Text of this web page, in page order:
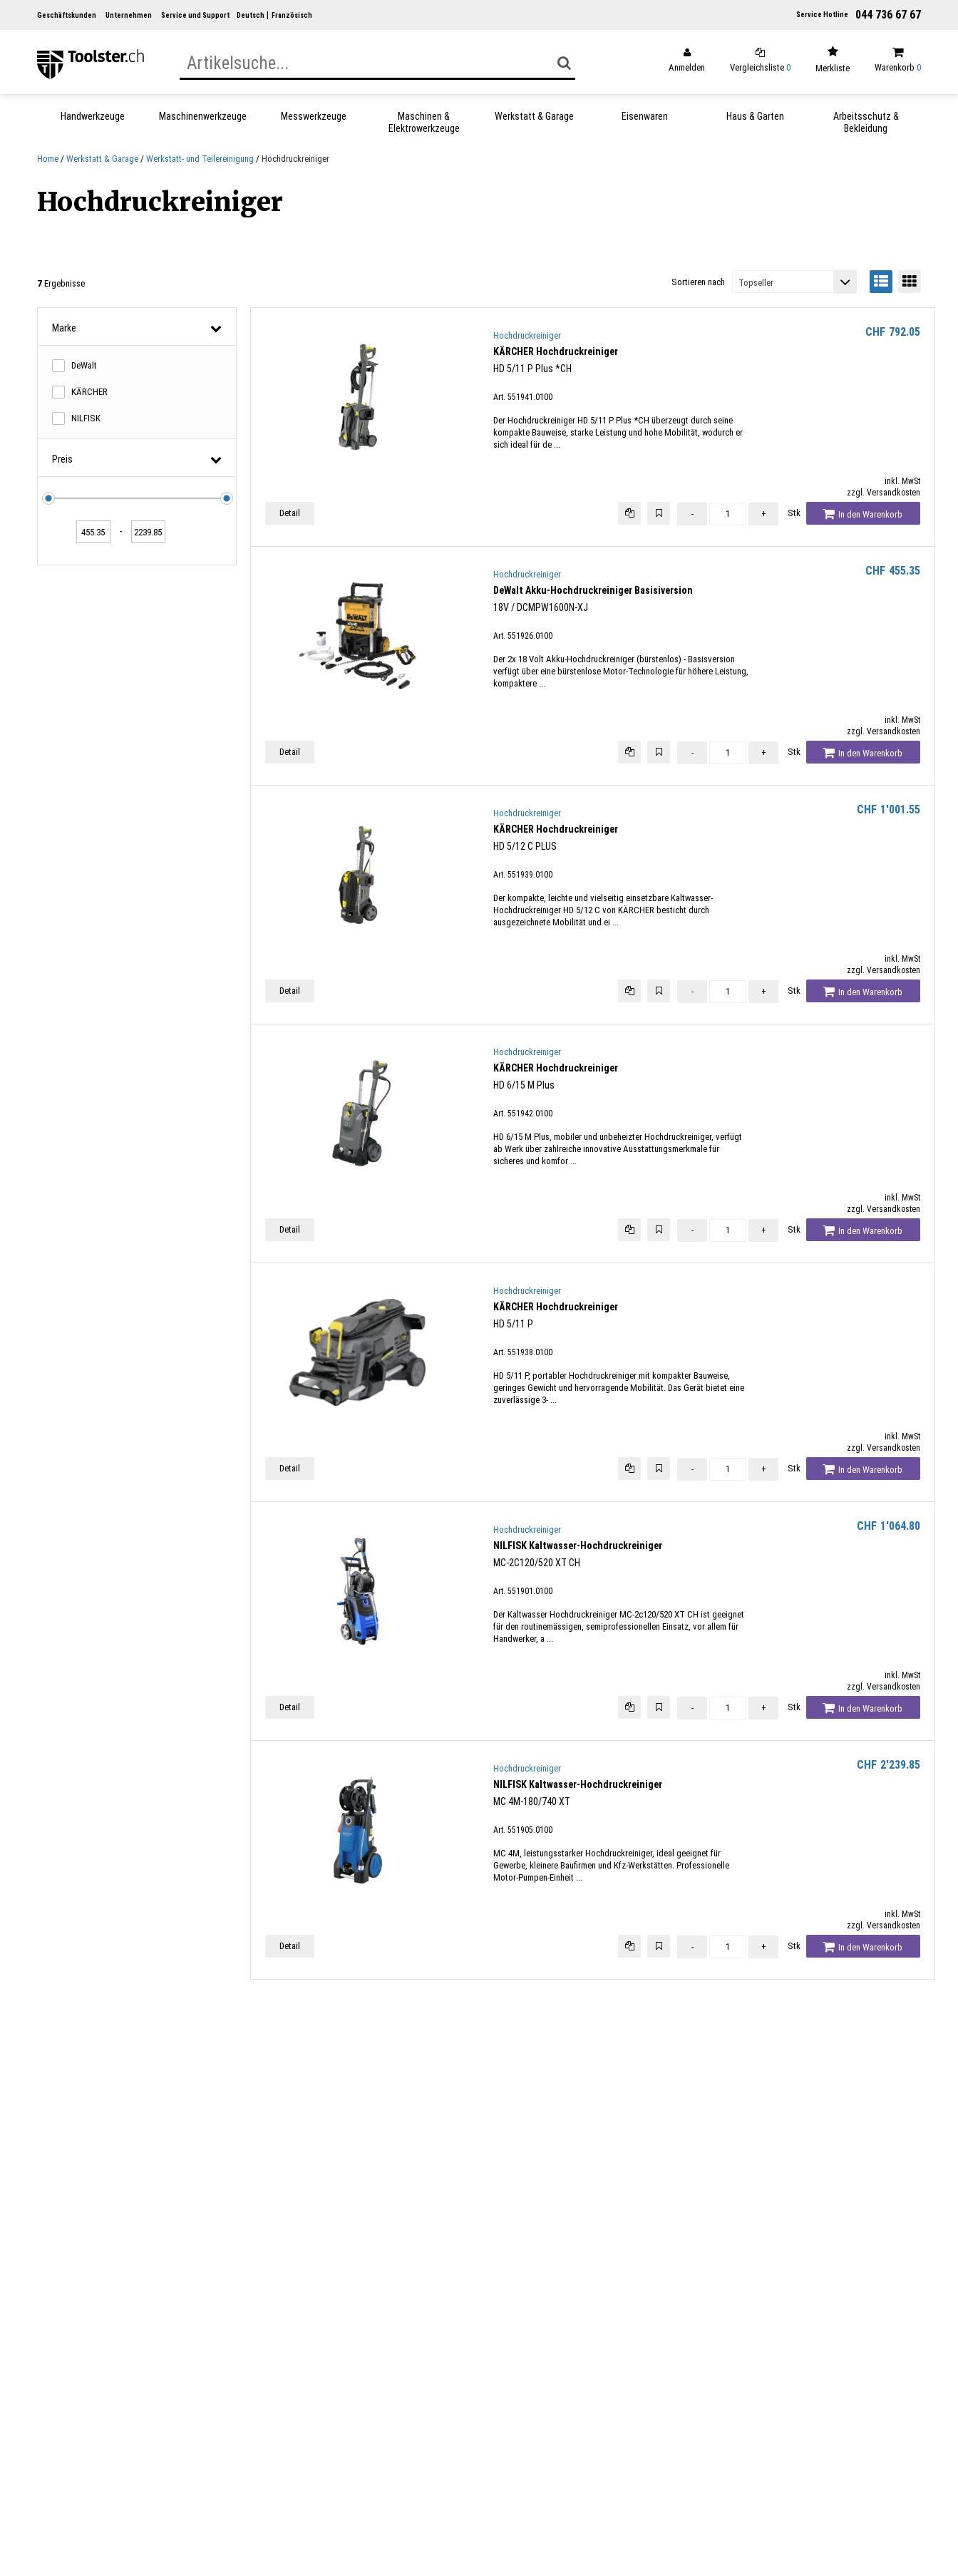
Geschäftskunden Unternehmen Service und Support Deutsch Französisch Service Hotline 044 736 67 67
Anmelden Vergleichsliste 0 Merkliste Warenkorb 0
Handwerkzeuge Maschinenwerkzeuge Messwerkzeuge
Maschinen &
Elektrowerkzeuge
Werkstatt & Garage Eisenwaren Haus & Garten
Arbeitsschutz &
Bekleidung
Home Werkstatt & Garage Werkstatt- und Teilereinigung Hochdruckreiniger
Hochdruckreiniger
7 Ergebnisse Sortieren nach
Marke
DeWalt
KÄRCHER
NILFISK
Preis
-
Hochdruckreiniger
KÄRCHER Hochdruckreiniger
HD 5/11 P Plus *CH
Art. 551941.0100
Der Hochdruckreiniger HD 5/11 P Plus *CH überzeugt durch seine
kompakte Bauweise, starke Leistung und hohe Mobilität, wodurch er
sich ideal für de ...
CHF 792.05
inkl. MwSt
zzgl. Versandkosten
Detail - + Stk In den Warenkorb
Hochdruckreiniger
DeWalt Akku-Hochdruckreiniger Basisiversion
18V / DCMPW1600N-XJ
Art. 551926.0100
Der 2x 18 Volt Akku-Hochdruckreiniger (bürstenlos) - Basisversion
verfügt über eine bürstenlose Motor-Technologie für höhere Leistung,
kompaktere ...
CHF 455.35
inkl. MwSt
zzgl. Versandkosten
Detail - + Stk In den Warenkorb
Hochdruckreiniger
KÄRCHER Hochdruckreiniger
HD 5/12 C PLUS
Art. 551939.0100
Der kompakte, leichte und vielseitig einsetzbare Kaltwasser-
Hochdruckreiniger HD 5/12 C von KÄRCHER besticht durch
ausgezeichnete Mobilität und ei ...
CHF 1'001.55
inkl. MwSt
zzgl. Versandkosten
Detail - + Stk In den Warenkorb
Hochdruckreiniger
KÄRCHER Hochdruckreiniger
HD 6/15 M Plus
Art. 551942.0100
HD 6/15 M Plus, mobiler und unbeheizter Hochdruckreiniger, verfügt
ab Werk über zahlreiche innovative Ausstattungsmerkmale für
sicheres und komfor ...
inkl. MwSt
zzgl. Versandkosten
Detail - + Stk In den Warenkorb
Hochdruckreiniger
KÄRCHER Hochdruckreiniger
HD 5/11 P
Art. 551938.0100
HD 5/11 P, portabler Hochdruckreiniger mit kompakter Bauweise,
geringes Gewicht und hervorragende Mobilität. Das Gerät bietet eine
zuverlässige 3- ...
inkl. MwSt
zzgl. Versandkosten
Detail - + Stk In den Warenkorb
Hochdruckreiniger
NILFISK Kaltwasser-Hochdruckreiniger
MC-2C120/520 XT CH
Art. 551901.0100
Der Kaltwasser Hochdruckreiniger MC-2c120/520 XT CH ist geeignet
für den routinemässigen, semiprofessionellen Einsatz, vor allem für
Handwerker, a ...
CHF 1'064.80
inkl. MwSt
zzgl. Versandkosten
Detail - + Stk In den Warenkorb
Hochdruckreiniger
NILFISK Kaltwasser-Hochdruckreiniger
MC 4M-180/740 XT
Art. 551905.0100
MC 4M, leistungsstarker Hochdruckreiniger, ideal geeignet für
Gewerbe, kleinere Baufirmen und Kfz-Werkstätten. Professionelle
Motor-Pumpen-Einheit ...
CHF 2'239.85
inkl. MwSt
zzgl. Versandkosten
Detail - + Stk In den Warenkorb